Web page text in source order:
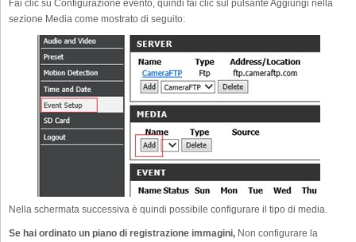
Fai clic su Configurazione evento, quindi fai clic sul pulsante Aggiungi nella
sezione Media come mostrato di seguito:
Nella schermata successiva è quindi possibile configurare il tipo di media.
Se hai ordinato un piano di registrazione immagini, Non configurare la